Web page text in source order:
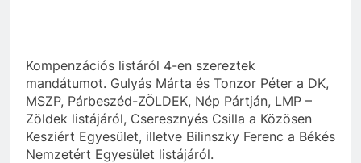
Kompenzációs listáról 4-en szereztek
mandátumot. Gulyás Márta és Tonzor Péter a DK,
MSZP, Párbeszéd-ZÖLDEK, Nép Pártján, LMP –
Zöldek listájáról, Cseresznyés Csilla a Közösen
Kesziért Egyesület, illetve Bilinszky Ferenc a Békés
Nemzetért Egyesület listájáról.